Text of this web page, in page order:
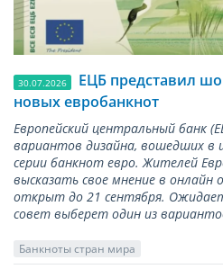
30.07.2026
ЕЦБ представил
новых евробанкнот
Европейский центральный банк
вариантов дизайна, вошедших
серии банкнот евро. Жителей
высказать свое мнение в онлайн
открыт до 21 сентября.
совет выберет один из
Банкноты стран мира